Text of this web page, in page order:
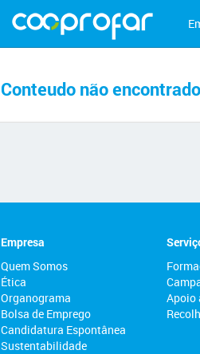
Conteudo não encontrado
Empresa
Quem Somos
Ética
Organograma
Bolsa de Emprego
Candidatura Espontânea
Sustentabilidade
Apoio